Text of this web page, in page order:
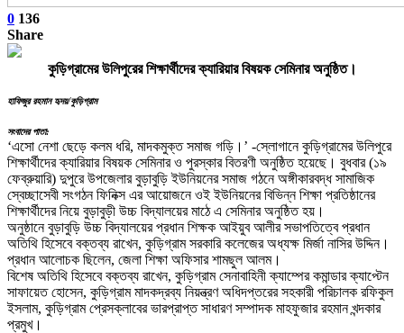
0 136
Share
কুড়িগ্রামের উলিপুরের শিক্ষার্থীদের ক্যারিয়ার বিষয়ক সেমিনার অনুষ্ঠিত।
হাফিজুর রহমান হৃদয়/কুড়িগ্রাম
সংবাদের পাতা:
‘এসো নেশা ছেড়ে কলম ধরি, মাদকমুক্ত সমাজ গড়ি।’ -স্লোগানে কুড়িগ্রামের উলিপুরে
শিক্ষার্থীদের ক্যারিয়ার বিষয়ক সেমিনার ও পুরস্কার বিতরণী অনুষ্ঠিত হয়েছে। বুধবার (১৯
ফেব্রুয়ারি) দুপুরে উপজেলার বুড়াবুড়ি ইউনিয়নের সমাজ গঠনে অঙ্গীকারবদ্ধ সামাজিক
স্বেচ্ছাসেবী সংগঠন ফিনিক্স এর আয়োজনে ওই ইউনিয়নের বিভিন্ন শিক্ষা প্রতিষ্ঠানের
শিক্ষার্থীদের নিয়ে বুড়াবুড়ী উচ্চ বিদ্যালয়ের মাঠে এ সেমিনার অনুষ্ঠিত হয়।
অনুষ্ঠানে বুড়াবুড়ি উচ্চ বিদ্যালয়ের প্রধান শিক্ষক আইয়ুব আলীর সভাপতিত্বে প্রধান
অতিথি হিসেবে বক্তব্য রাখেন, কুড়িগ্রাম সরকারি কলেজের অধ্যক্ষ মির্জা নাসির উদ্দিন।
প্রধান আলোচক ছিলেন, জেলা শিক্ষা অফিসার শামছুল আলম।
বিশেষ অতিথি হিসেবে বক্তব্য রাখেন, কুড়িগ্রাম সেনাবাহিনী ক্যাম্পের কমান্ডার ক্যাপ্টেন
সাফায়েত হোসেন, কুড়িগ্রাম মাদকদ্রব্য নিয়ন্ত্রণ অধিদপ্তরের সহকারী পরিচালক রফিকুল
ইসলাম, কুড়িগ্রাম প্রেসক্লাবের ভারপ্রাপ্ত সাধারণ সম্পাদক মাহফুজার রহমান খন্দকার
প্রমুখ।